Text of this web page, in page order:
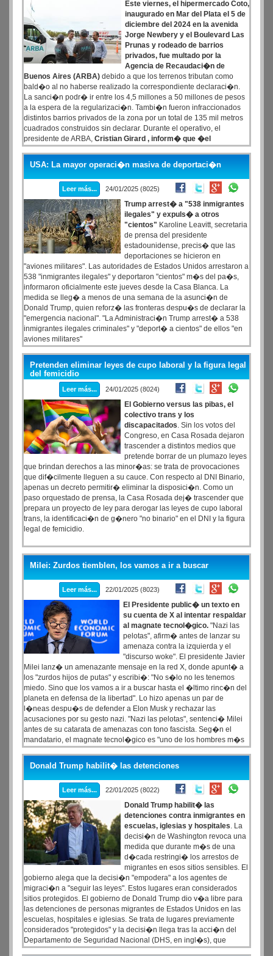
Este viernes, el hipermercado Coto,
inaugurado en Mar del Plata el 5 de
diciembre del 2024 en la avenida
Jorge Newbery y el Boulevard Las
Prunas y rodeado de barrios
privados, fue multado por la
Agencia de Recaudaci�n de
Buenos Aires (ARBA) debido a que los terrenos tributan como
bald�o al no haberse realizado la correspondiente declaraci�n.
La sanci�n podr� ir entre los 4,5 millones a 50 millones de pesos
a la espera de la regularizaci�n. Tambi�n fueron infraccionados
distintos barrios privados de la zona por un total de 135 mil metros
cuadrados construidos sin declarar. Durante el operativo, el
presidente de ARBA, Cristian Girard , inform� que �el
hipermercado figura como bald�o, son dos partidas que figuran
como bald�o
USA: La mayor operaci�n masiva de deportaci�n
Leer más... 24/01/2025 (8025)
Trump arrest� a "538 inmigrantes
ilegales" y expuls� a otros
"cientos" Karoline Leavitt, secretaria
de prensa del presidente
estadounidense, precis� que las
deportaciones se hicieron en
"aviones militares". Las autoridades de Estados Unidos arrestaron a
538 "inmigrantes ilegales" y deportaron "cientos" m�s del pa�s,
informaron oficialmente este jueves desde la Casa Blanca. La
medida se lleg� a menos de una semana de la asunci�n de
Donald Trump, quien reforz� las fronteras despu�s de declarar la
"emergencia nacional". "La Administraci�n Trump arrest� a 538
inmigrantes ilegales criminales" y "deport� a cientos" de ellos "en
aviones militares"
Pretenden eliminar leyes de cupo laboral y la figura legal
del femicidio
Leer más... 24/01/2025 (8024)
El Gobierno versus las pibas, el
colectivo trans y los
discapacitados. Sin los votos del
Congreso, en Casa Rosada dejaron
trascender a distintos medios que
pretende borrar de un plumazo leyes
que brindan derechos a las minor�as: se trata de provocaciones
que dif�cilmente lleguen a su cauce. Con respecto al DNI Binario,
apenas un decreto permitir� eliminar la disposici�n. Como un
paso orquestado de prensa, la Casa Rosada dej� trascender que
prepara un proyecto de ley para derogar las leyes de cupo laboral
trans, la identificaci�n de g�nero "no binario" en el DNI y la figura
legal de femicidio.
Milei: Zurdos tiemblen, los vamos a ir a buscar
Leer más... 22/01/2025 (8023)
El Presidente public� un texto en
su cuenta de X al intentar respaldar
al magnate tecnol�gico. "Nazi las
pelotas", afirm� antes de lanzar su
amenaza contra la izquierda y el
"discurso woke". El presidente Javier
Milei lanz� un amenazante mensaje en la red X, donde apunt� a
los "zurdos hijos de putas" y escribi�: "No s�lo no les tenemos
miedo. Sino que los vamos a ir a buscar hasta el �ltimo rinc�n del
planeta en defensa de la libertad". Lo hizo apenas un par de
l�neas despu�s de defender a Elon Musk y rechazar las
acusaciones por su gesto nazi. "Nazi las pelotas", sentenci� Milei
antes de su catarata de amenazas con tono fascista. Seg�n el
mandatario, el magnate tecnol�gico es "uno de los hombres m�s
importantes de la Historia" y "est� empujando el progreso humano
a ritmos vertiginosos".
Donald Trump habilit� las detenciones
Leer más... 22/01/2025 (8022)
Donald Trump habilit� las
detenciones contra inmigrantes en
escuelas, iglesias y hospitales. La
decisi�n de Washington revoca una
medida que durante m�s de una
d�cada restringi� los arrestos de
migrantes en esos sitios sensibles. El
gobierno alega que la decisi�n "empodera" a los agentes de
migraci�n a "seguir las leyes". Estos lugares eran considerados
sitios protegidos. El gobierno de Donald Trump dio v�a libre para
las detenciones de personas migrantes de Estados Unidos en las
escuelas, hospitales e iglesias. Se trata de lugares previamente
considerados "protegidos" y la decisi�n llega tras la acci�n del
Departamento de Seguridad Nacional (DHS, en ingl�s), que
revoc� una directriz de la Administraci�n de Joe Biden que